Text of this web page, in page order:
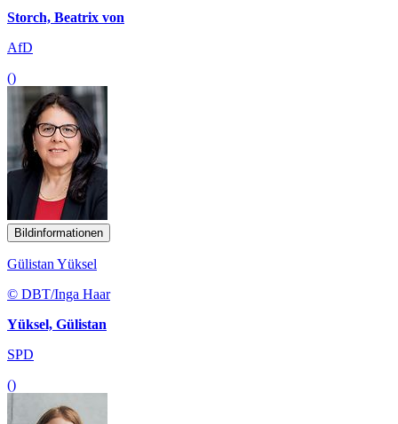
Storch, Beatrix von
AfD
()
Bildinformationen
Gülistan Yüksel
© DBT/Inga Haar
Yüksel, Gülistan
SPD
()